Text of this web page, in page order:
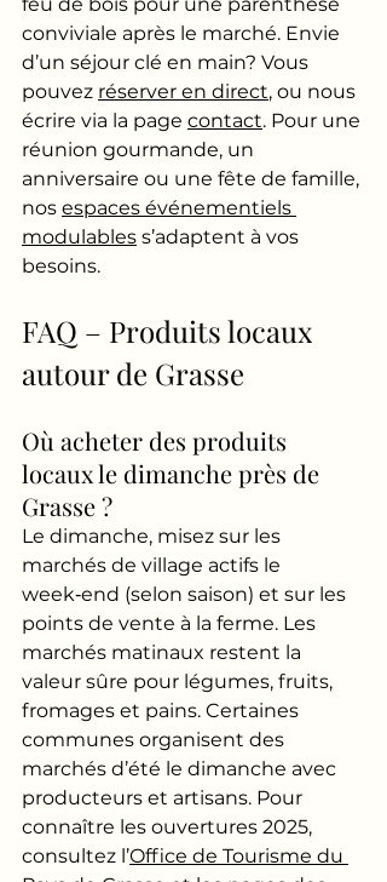
conviviale après le marché. Envie
d’un séjour clé en main? Vous
pouvez réserver en direct, ou nous
écrire via la page contact. Pour une
réunion gourmande, un
anniversaire ou une fête de famille,
nos espaces événementiels
modulables s’adaptent à vos
besoins.
FAQ – Produits locaux
autour de Grasse
Où acheter des produits
locaux le dimanche près de
Grasse ?
Le dimanche, misez sur les
marchés de village actifs le
week‑end (selon saison) et sur les
points de vente à la ferme. Les
marchés matinaux restent la
valeur sûre pour légumes, fruits,
fromages et pains. Certaines
communes organisent des
marchés d’été le dimanche avec
producteurs et artisans. Pour
connaître les ouvertures 2025,
consultez l’Office de Tourisme du